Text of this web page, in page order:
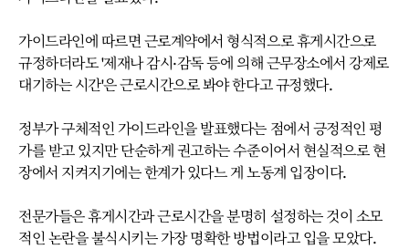
가이드라인에 따르면 근로계약에서 형식적으로 휴게시간으로
규정하더라도 '제재나 감시·감독 등에 의해 근무장소에서 강제로
대기하는 시간'은 근로시간으로 봐야 한다고 규정했다.
정부가 구체적인 가이드라인을 발표했다는 점에서 긍정적인 평
가를 받고 있지만 단순하게 권고하는 수준이어서 현실적으로 현
장에서 지켜지기에는 한계가 있다느 게 노동계 입장이다.
전문가들은 휴게시간과 근로시간을 분명히 설정하는 것이 소모
적인 논란을 불식시키는 가장 명확한 방법이라고 입을 모았다.